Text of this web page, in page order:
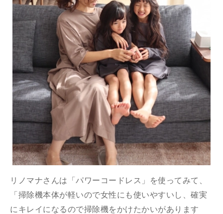
リノマナさんは「パワーコードレス」を使ってみて、
「掃除機本体が軽いので女性にも使いやすいし、確実
にキレイになるので掃除機をかけたかいがあります